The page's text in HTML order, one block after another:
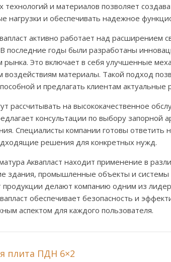
технологий и материалов позволяет
нагрузки и обеспечивать надежное
активно работает над расширением
В последние годы были разработаны
рынка. Это включает в себя улучшенные
воздействиям материалы. Такой подход
и предлагать клиентам актуальные
рассчитывать на высококачественное
консультации по выбору
Специалисты компании готовы
решения для конкретных нужд.
Аквапласт находит применение в
здания, промышленные объекты и
продукции делают компанию одним из
обеспечивает безопасность и
аспектом для каждого пользователя.
плита ПДН 6×2